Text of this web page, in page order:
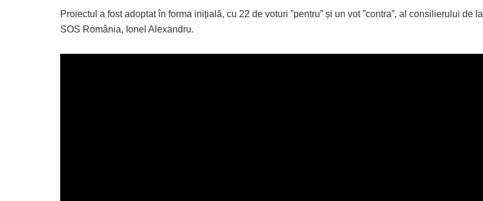
Proiectul a fost adoptat în forma inițială, cu 22 de voturi ”pentru” și un vot ”contra”, al consilierului de la
SOS România, Ionel Alexandru.